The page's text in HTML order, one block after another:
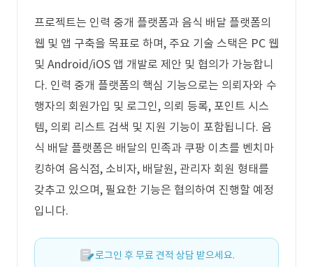
프로젝트는 인력 중개 플랫폼과 음식 배달 플랫폼의
웹 및 앱 구축을 목표로 하며, 주요 기술 스택은 PC 웹
및 Android/iOS 앱 개발로 제안 및 협의가 가능합니
다. 인력 중개 플랫폼의 핵심 기능으로는 의뢰자와 수
행자의 회원가입 및 로그인, 의뢰 등록, 포인트 시스
템, 의뢰 리스트 검색 및 지원 기능이 포함됩니다. 음
식 배달 플랫폼은 배달의 민족과 쿠팡 이츠를 벤치마
킹하여 음식점, 소비자, 배달원, 관리자 회원 형태를
갖추고 있으며, 필요한 기능은 협의하여 진행할 예정
입니다.
로그인 후 무료 견적 상담 받으세요.